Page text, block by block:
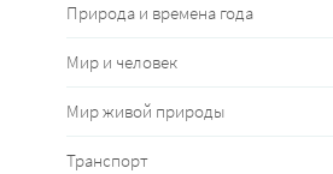
Природа и времена года
Мир и человек
Мир живой природы
Транспорт